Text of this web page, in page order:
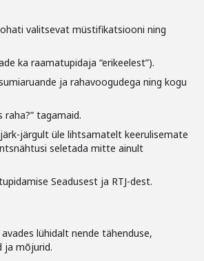
valitsevat müstifikatsiooni ning
ka raamatupidaja “erikeelest”).
ja rahavoogudega ning kogu
tagamaid.
järgult üle lihtsamatelt keerulisemate
seletada mitte ainult
Seadusest ja RTJ-dest.
lühidalt nende tähenduse,
ja mõjurid.